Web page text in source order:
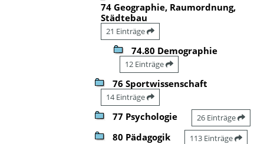
74 Geographie, Raumordnung,
Städtebau
21 Einträge
74.80 Demographie
12 Einträge
76 Sportwissenschaft
14 Einträge
77 Psychologie 26 Einträge
80 Pädagogik 113 Einträge